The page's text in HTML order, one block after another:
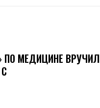
ПО МЕДИЦИНЕ